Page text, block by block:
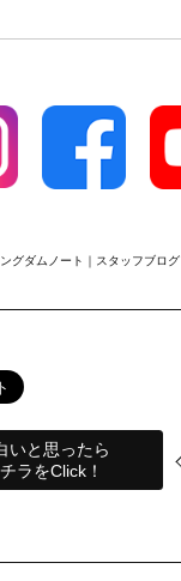
グダムノート｜スタッフブログ
いと思ったら
ラをClick！